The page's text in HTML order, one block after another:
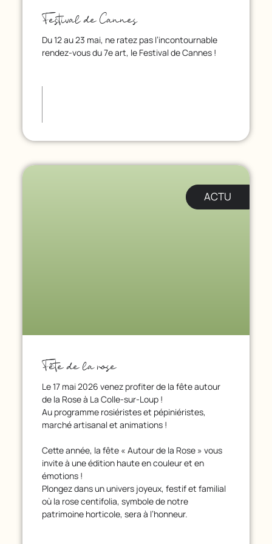
Festival de Cannes
Du 12 au 23 mai, ne ratez pas l’incontournable
rendez-vous du 7e art, le Festival de Cannes !
ACTU
Fête de la rose
Le 17 mai 2026 venez profiter de la fête autour
de la Rose à La Colle-sur-Loup !
Au programme rosiéristes et pépiniéristes,
marché artisanal et animations !
Cette année, la fête « Autour de la Rose » vous
invite à une édition haute en couleur et en
émotions !
Plongez dans un univers joyeux, festif et familial
où la rose centifolia, symbole de notre
patrimoine horticole, sera à l’honneur.